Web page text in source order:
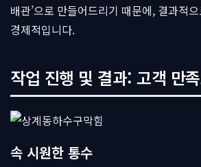
배관’으로 만들어드리기 때문에, 결과적
경제적입니다.
작업 진행 및 결과: 고객 만
속 시원한 통수